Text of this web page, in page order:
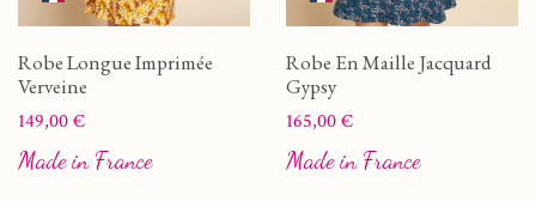
Robe Longue Imprimée
Verveine
Prix
149,00 €
Made in France
Robe En Maille Jacquard
Gypsy
Prix
165,00 €
Made in France